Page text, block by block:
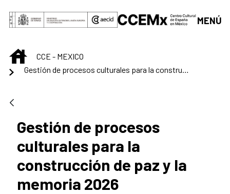
Saut au contenu principal
MENÚ
INICIOCCE - MEXICO
Gestión de procesos culturales para la construcción de paz y la memoria 2026
Gestión de procesos
culturales para la
construcción de paz y la
memoria 2026